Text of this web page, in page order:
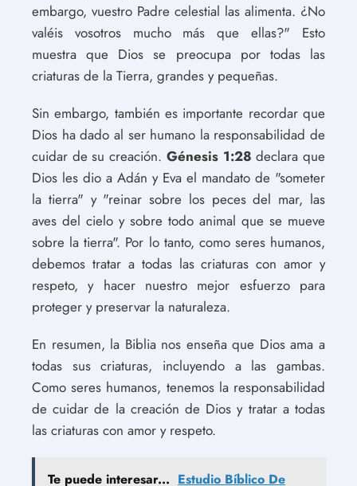
embargo, vuestro Padre celestial las alimenta. ¿No
valéis vosotros mucho más que ellas?" Esto
muestra que Dios se preocupa por todas las
criaturas de la Tierra, grandes y pequeñas.
Sin embargo, también es importante recordar que
Dios ha dado al ser humano la responsabilidad de
cuidar de su creación. Génesis 1:28 declara que
Dios les dio a Adán y Eva el mandato de "someter
la tierra" y "reinar sobre los peces del mar, las
aves del cielo y sobre todo animal que se mueve
sobre la tierra". Por lo tanto, como seres humanos,
debemos tratar a todas las criaturas con amor y
respeto, y hacer nuestro mejor esfuerzo para
proteger y preservar la naturaleza.
En resumen, la Biblia nos enseña que Dios ama a
todas sus criaturas, incluyendo a las gambas.
Como seres humanos, tenemos la responsabilidad
de cuidar de la creación de Dios y tratar a todas
las criaturas con amor y respeto.
Te puede interesar... Estudio Bíblico De